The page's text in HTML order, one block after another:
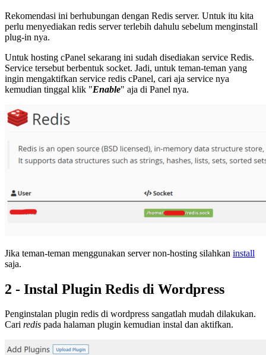
Rekomendasi ini berhubungan dengan Redis server. Untuk itu kita
perlu menyediakan redis server terlebih dahulu sebelum menginstall
plug-in nya.
Untuk hosting cPanel sekarang ini sudah disediakan service Redis.
Service tersebut berbentuk socket. Jadi, untuk teman-teman yang
ingin mengaktifkan service redis cPanel, cari aja service nya
kemudian tinggal klik "Enable" aja di Panel nya.
Jika teman-teman menggunakan server non-hosting silahkan install
saja.
2 - Instal Plugin Redis di Wordpress
Penginstalan plugin redis di wordpress sangatlah mudah dilakukan.
Cari redis pada halaman plugin kemudian instal dan aktifkan.